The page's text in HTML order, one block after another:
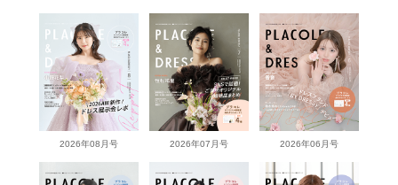
2026年08月号 2026年07月号 2026年06月号